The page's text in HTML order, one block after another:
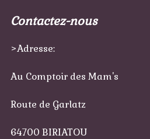
Contactez-nous
>Adresse:
Au Comptoir des Mam's
Route de Garlatz
64700 BIRIATOU